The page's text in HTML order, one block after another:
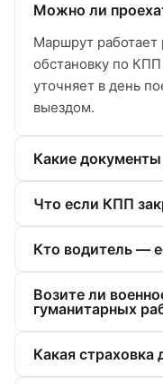
Можно ли
Маршрут
обстановку по
уточняет в день
выездом.
Какие
Что если КПП
Кто водитель —
Возите ли
гуманитарных
Какая страховка